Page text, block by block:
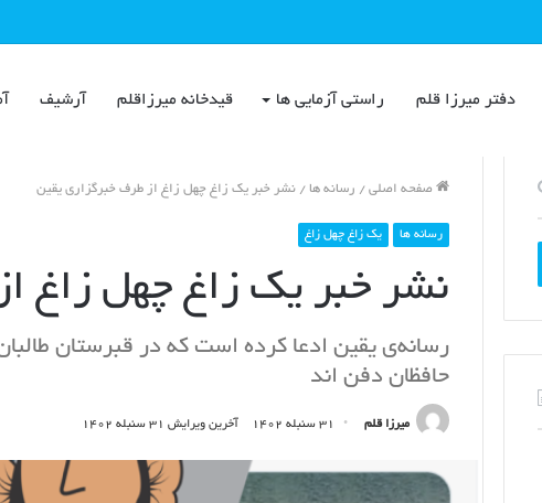
دفتر میرزا قلم راستی آزمایی ها قیدخانه میرزاقلم آرشیف
صفحه اصلی / رسانه ها / نشر خبر یک زاغ چهل زاغ از طرف خبرگزاری یقین
رسانه ها یک زاغ چهل زاغ
نشر خبر یک زاغ چهل زاغ
حافظان دفن اند
میرزا قلم ۳۱ سنبله ۱۴۰۲ آخرین ویرایش ۳۱ سنبله ۱۴۰۲